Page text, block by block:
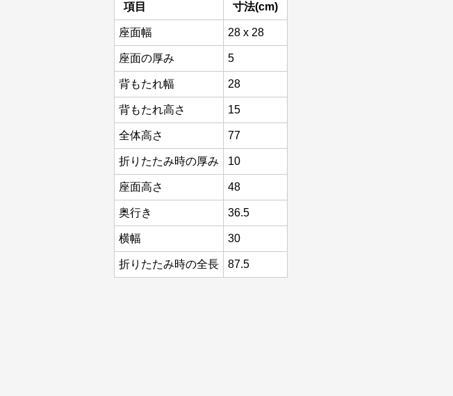
項目 寸法(cm)
座面幅 28 x 28
座面の厚み 5
背もたれ幅 28
背もたれ高さ 15
全体高さ 77
折りたたみ時の厚み 10
座面高さ 48
奥行き 36.5
横幅 30
折りたたみ時の全長 87.5